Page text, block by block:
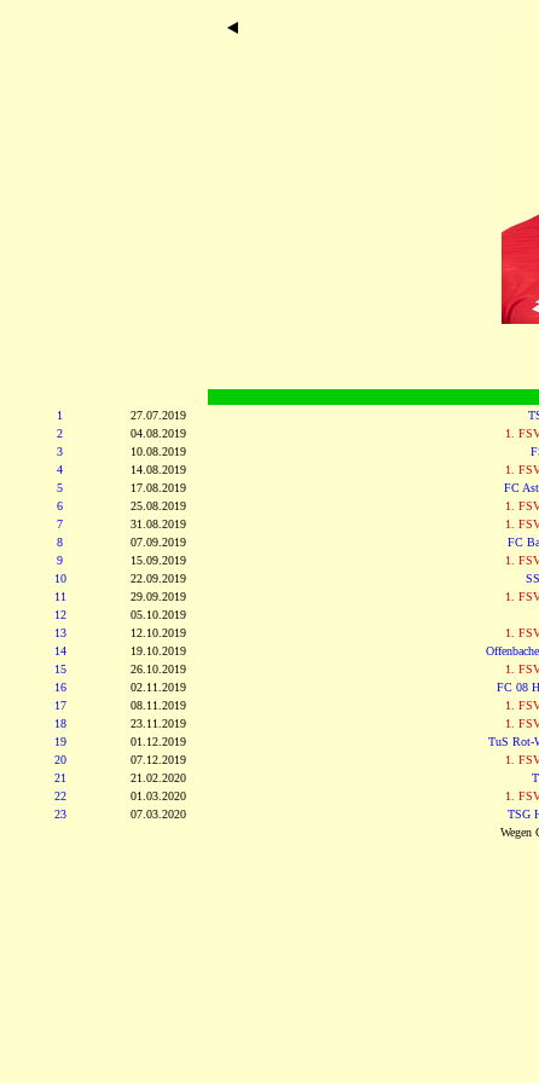
1
27.07.2019
2
04.08.2019 1.
3
10.08.2019
4
14.08.2019 1.
5
17.08.2019 FC
6
25.08.2019 1.
7
31.08.2019 1.
8
07.09.2019 FC
9
15.09.2019 1.
10
22.09.2019
11
29.09.2019 1.
12
05.10.2019
13
12.10.2019 1.
14
19.10.2019
15
26.10.2019 1.
16
02.11.2019 FC 08
17
08.11.2019 1.
18
23.11.2019 1.
19
01.12.2019 TuS Rot-
20
07.12.2019 1.
21
21.02.2020
22
01.03.2020 1.
23
07.03.2020 TSG
Wegen